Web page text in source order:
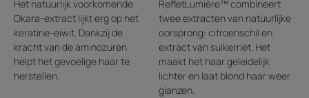
geverfde of gebleekte blonde highlights gaan weer
stralen.
• INSTANT VERZORGING : product zonder inwerktijd.
Breng aan na het wassen en spoel uit.
Het natuurlijk voorkomende
Okara-extract lijkt erg op het
keratine-eiwit. Dankzij de
kracht van de aminozuren
helpt het gevoelige haar te
herstellen.
RefletLumière™ combineert
twee extracten van natuurlijke
oorsprong: citroenschil en
extract van suikerriet. Het
maakt het haar geleidelijk
lichter en laat blond haar weer
glanzen.